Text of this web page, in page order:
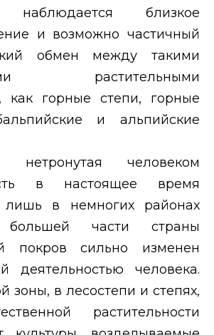
наблюдается близкое
и возможно частичный
обмен между такими
растительными
как горные степи, горные
и альпийские
нетронутая человеком
в настоящее время
лишь в немногих районах
части страны
покров сильно изменен
деятельностью человека.
зоны, в лесостепи и степях,
растительности